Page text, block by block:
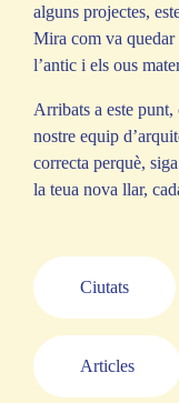
alguns projectes,
Mira com va
l’antic i els ous
Arribats a este
nostre equip
correcta perquè,
la teua nova llar,
Ciutats
Articles